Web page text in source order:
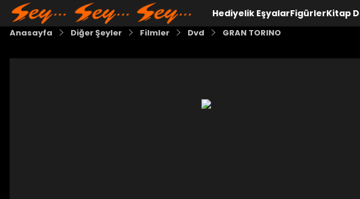
Hediyelik EşyalarFigürlerKitap
Anasayfa Diğer Şeyler Filmler Dvd GRAN TORINO